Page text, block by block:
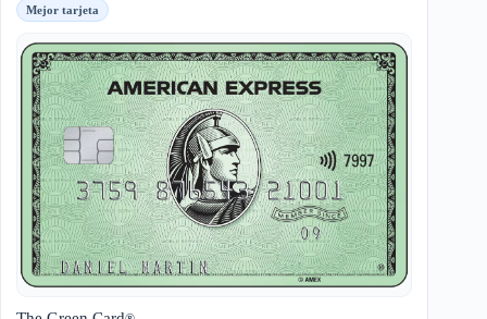
Mejor tarjeta